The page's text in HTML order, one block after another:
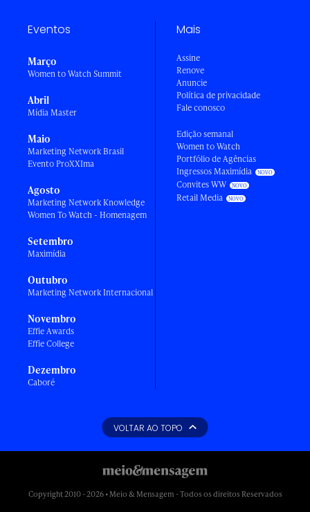
Eventos
Março
Women to Watch Summit
Abril
Mídia Master
Maio
Marketing Network Brasil
Evento ProXXIma
Agosto
Marketing Network Knowledge
Women To Watch - Homenagem
Setembro
Maximídia
Outubro
Marketing Network Internacional
Novembro
Effie Awards
Effie College
Dezembro
Caboré
Mais
Assine
Renove
Anuncie
Política de privacidade
Fale conosco
Edição semanal
Women to Watch
Portfólio de Agências
Ingressos Maximídia
Convites WW
Retail Media
VOLTAR AO TOPO
Copyright 2010 - 2026 • Meio & Mensagem - Todos os direitos Reservados